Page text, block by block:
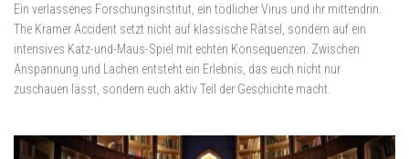
Ein verlassenes Forschungsinstitut, ein tödlicher Virus und ihr mittendrin.
The Kramer Accident setzt nicht auf klassische Rätsel, sondern auf ein
intensives Katz-und-Maus-Spiel mit echten Konsequenzen. Zwischen
Anspannung und Lachen entsteht ein Erlebnis, das euch nicht nur
zuschauen lässt, sondern euch aktiv Teil der Geschichte macht.